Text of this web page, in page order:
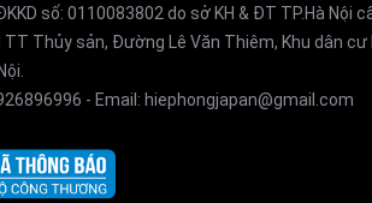
số: 0110083802 do sở KH & ĐT TP.Hà Nội
TT Thủy sản, Đường Lê Văn Thiêm, Khu dân
- Email: hiephongjapan@gmail.com